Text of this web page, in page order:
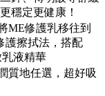
穩定更健康！
ME修護乳移往到
護擦拭法，搭配
液精華
質地任選，超好吸